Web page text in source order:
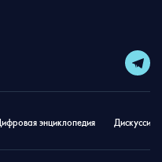
энциклопедия